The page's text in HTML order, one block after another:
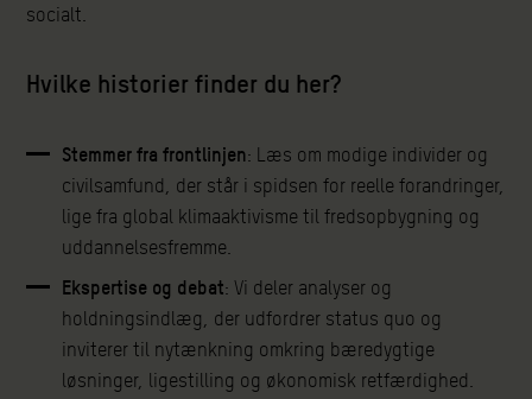
socialt.
Hvilke historier finder du her?
Stemmer fra frontlinjen: Læs om modige individer og
civilsamfund, der står i spidsen for reelle forandringer,
lige fra global klimaaktivisme til fredsopbygning og
uddannelsesfremme.
Ekspertise og debat: Vi deler analyser og
holdningsindlæg, der udfordrer status quo og
inviterer til nytænkning omkring bæredygtige
løsninger, ligestilling og økonomisk retfærdighed.